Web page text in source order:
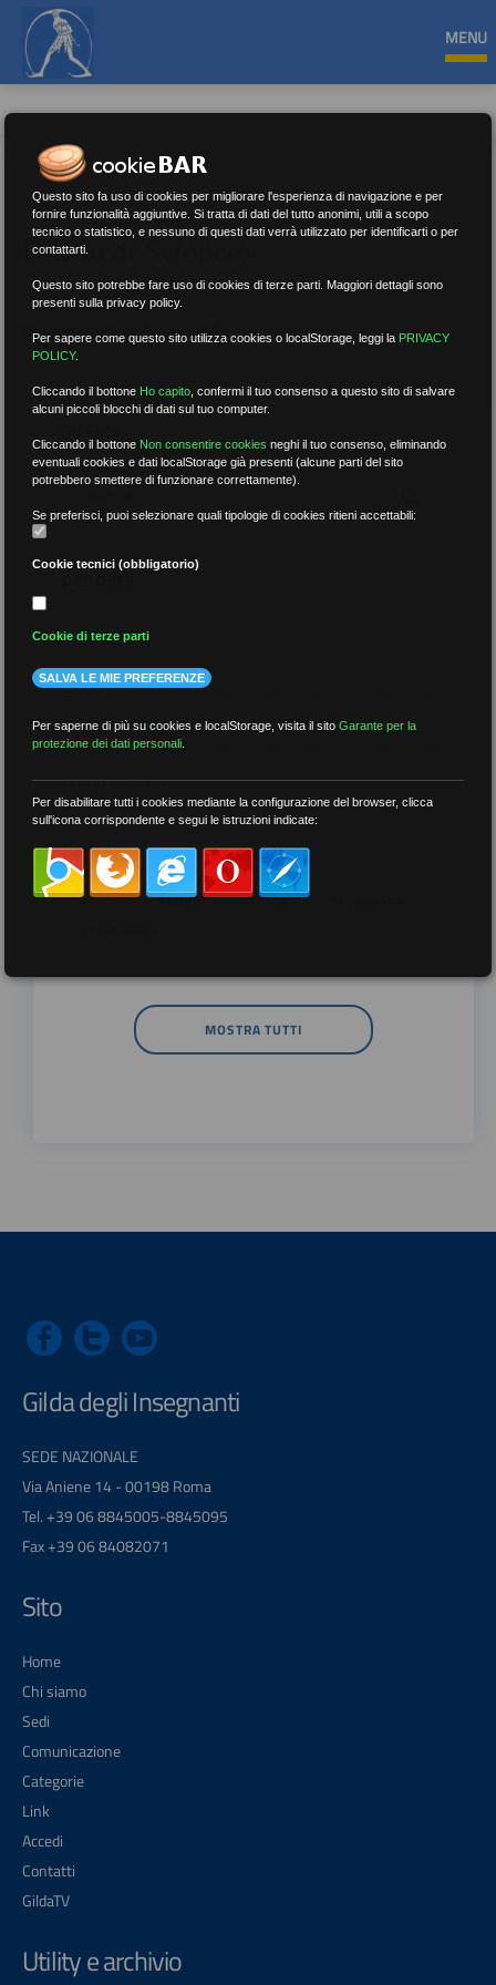
MENU
Diritto di Sciopero
Nessun risultato.Rimuovi filtri
per data
più recenti
meno recenti
per tag
##DS ##FGU ##Gilda
MOSTRA TUTTI
Gilda degli Insegnanti
SEDE NAZIONALE
Via Aniene 14 - 00198 Roma
Tel. +39 06 8845005-8845095
Fax +39 06 84082071
Sito
Home
Chi siamo
Sedi
Comunicazione
Categorie
Link
Accedi
Contatti
GildaTV
Utility e archivio
Questo sito fa uso di cookies per migliorare l'esperienza di navigazione e per
fornire funzionalità aggiuntive. Si tratta di dati del tutto anonimi, utili a scopo
tecnico o statistico, e nessuno di questi dati verrà utilizzato per identificarti o per
contattarti.
Questo sito potrebbe fare uso di cookies di terze parti. Maggiori dettagli sono
presenti sulla privacy policy.
Per sapere come questo sito utilizza cookies o localStorage, leggi la PRIVACY
POLICY.
Cliccando il bottone Ho capito ,confermi il tuo consenso a questo sito di salvare
alcuni piccoli blocchi di dati sul tuo computer.
Cliccando il bottone Non consentire cookies neghi il tuo consenso, eliminando
eventuali cookies e dati localStorage già presenti (alcune parti del sito
potrebbero smettere di funzionare correttamente).
Se preferisci, puoi selezionare quali tipologie di cookies ritieni accettabili:
Cookie tecnici (obbligatorio)
Cookie di terze parti
SALVA LE MIE PREFERENZE
Per saperne di più su cookies e localStorage, visita il sitoGarante per la
protezione dei dati personali
Per disabilitare tutti i cookies mediante la configurazione del browser, clicca
sull'icona corrispondente e segui le istruzioni indicate: